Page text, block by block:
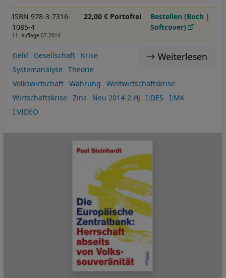
ISBN 978-3-7316-
1085-4
11. Auflage 07.2014
22,00 € Portofrei
Bestellen (Buch |
Softcover)
Weiterlesen
Geld Gesellschaft
Krise
Systemanalyse
Theorie
Volkswirtschaft
Währung
Weltwirtschaftskrise
Wirtschaftskrise
Zins Neu 2014-2.HJ I:DES
I:MK
I:VIDEO